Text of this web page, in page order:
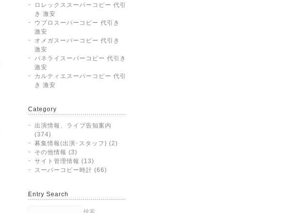
ロレックススーパーコピー 代引
き 激安
ウブロスーパーコピー 代引き
激安
オメガスーパーコピー 代引き
激安
パネライスーパーコピー 代引き
激安
カルティエスーパーコピー 代引
き 激安
Category
出演情報、ライブ告知案内
(374)
募集情報(出演･スタッフ) (2)
その他情報 (3)
サイト管理情報 (13)
スーパーコピー時計 (66)
Entry Search